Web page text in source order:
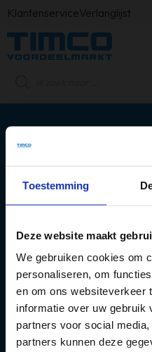
Toestemming
Deze website maakt
We gebruiken cookies om
personaliseren, om
en om ons websiteverkeer
informatie over uw gebruik
partners voor social
partners kunnen deze
KlantenserviceVerlanglijst
Over ons
Populaire
Mijn account